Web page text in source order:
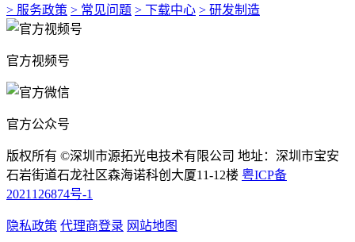
> 服务政策 > 常见问题 > 下载中心 > 研发制造
官方视频号
官方公众号
版权所有 ©深圳市源拓光电技术有限公司 地址：深圳市宝安
石岩街道石龙社区森海诺科创大厦11-12楼 粤ICP备
2021126874号-1
隐私政策 代理商登录 网站地图